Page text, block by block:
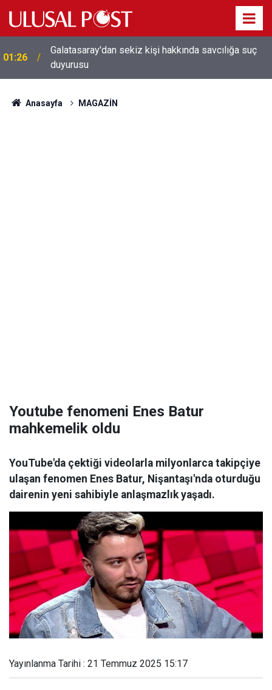
01:26
Galatasaray'dan sekiz kişi hakkında savcılığa suç
duyurusu
Anasayfa MAGAZİN
Youtube fenomeni Enes Batur
mahkemelik oldu
YouTube'da çektiği videolarla milyonlarca takipçiye
ulaşan fenomen Enes Batur, Nişantaşı'nda oturduğu
dairenin yeni sahibiyle anlaşmazlık yaşadı.
Yayınlanma Tarihi : 21 Temmuz 2025 15:17